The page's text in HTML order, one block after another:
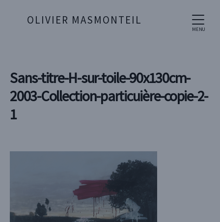
MENU
OLIVIER MASMONTEIL
Sans-titre-H-sur-toile-90x130cm-
2003-Collection-particuière-copie-2-
1